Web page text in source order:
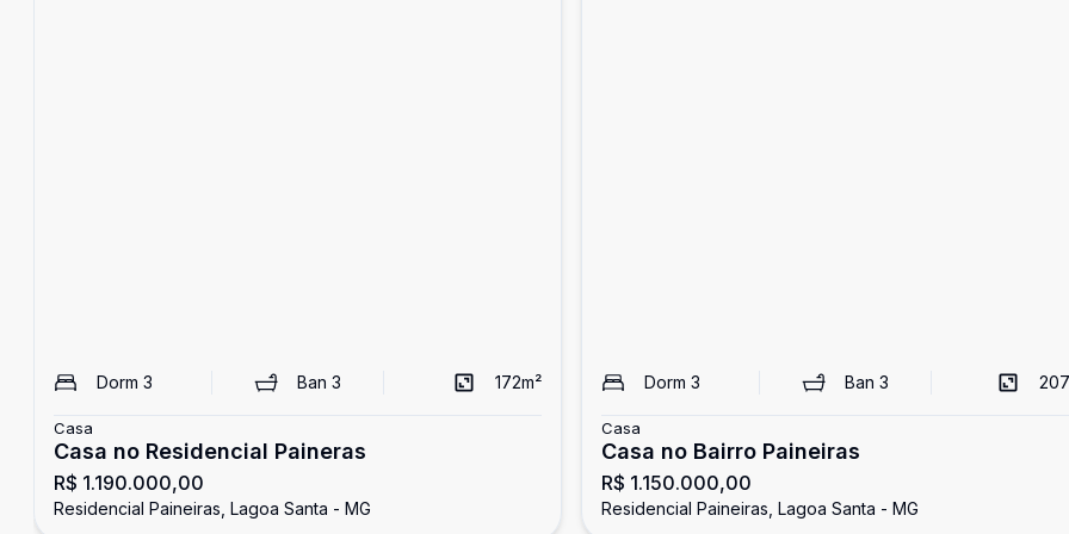
Dorm 3 Ban3 172m²
Casa
Casa no Residencial Paineras
R$ 1.190.000,00
Residencial Paineiras, Lagoa Santa - MG
Dorm 3 Ban 3 207
Casa
Casa no Bairro Paineiras
R$ 1.150.000,00
Residencial Paineiras, Lagoa Santa - MG